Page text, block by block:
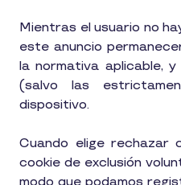
Mientras el usuario no
este anuncio
la normativa aplicable,
(salvo las
dispositivo.
Cuando elige rechazar
cookie de exclusión